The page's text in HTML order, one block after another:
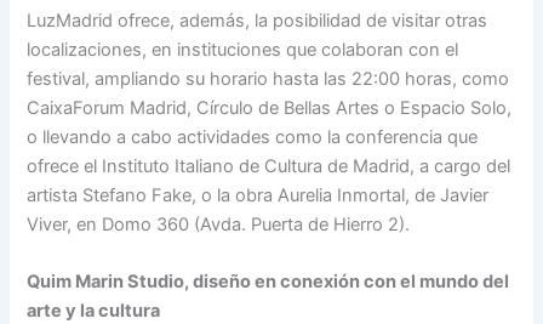
LuzMadrid ofrece, además, la posibilidad de visitar otras
localizaciones, en instituciones que colaboran con el
festival, ampliando su horario hasta las 22:00 horas, como
CaixaForum Madrid, Círculo de Bellas Artes o Espacio Solo,
o llevando a cabo actividades como la conferencia que
ofrece el Instituto Italiano de Cultura de Madrid, a cargo del
artista Stefano Fake, o la obra Aurelia Inmortal, de Javier
Viver, en Domo 360 (Avda. Puerta de Hierro 2).
Quim Marin Studio, diseño en conexión con el mundo del
arte y la cultura